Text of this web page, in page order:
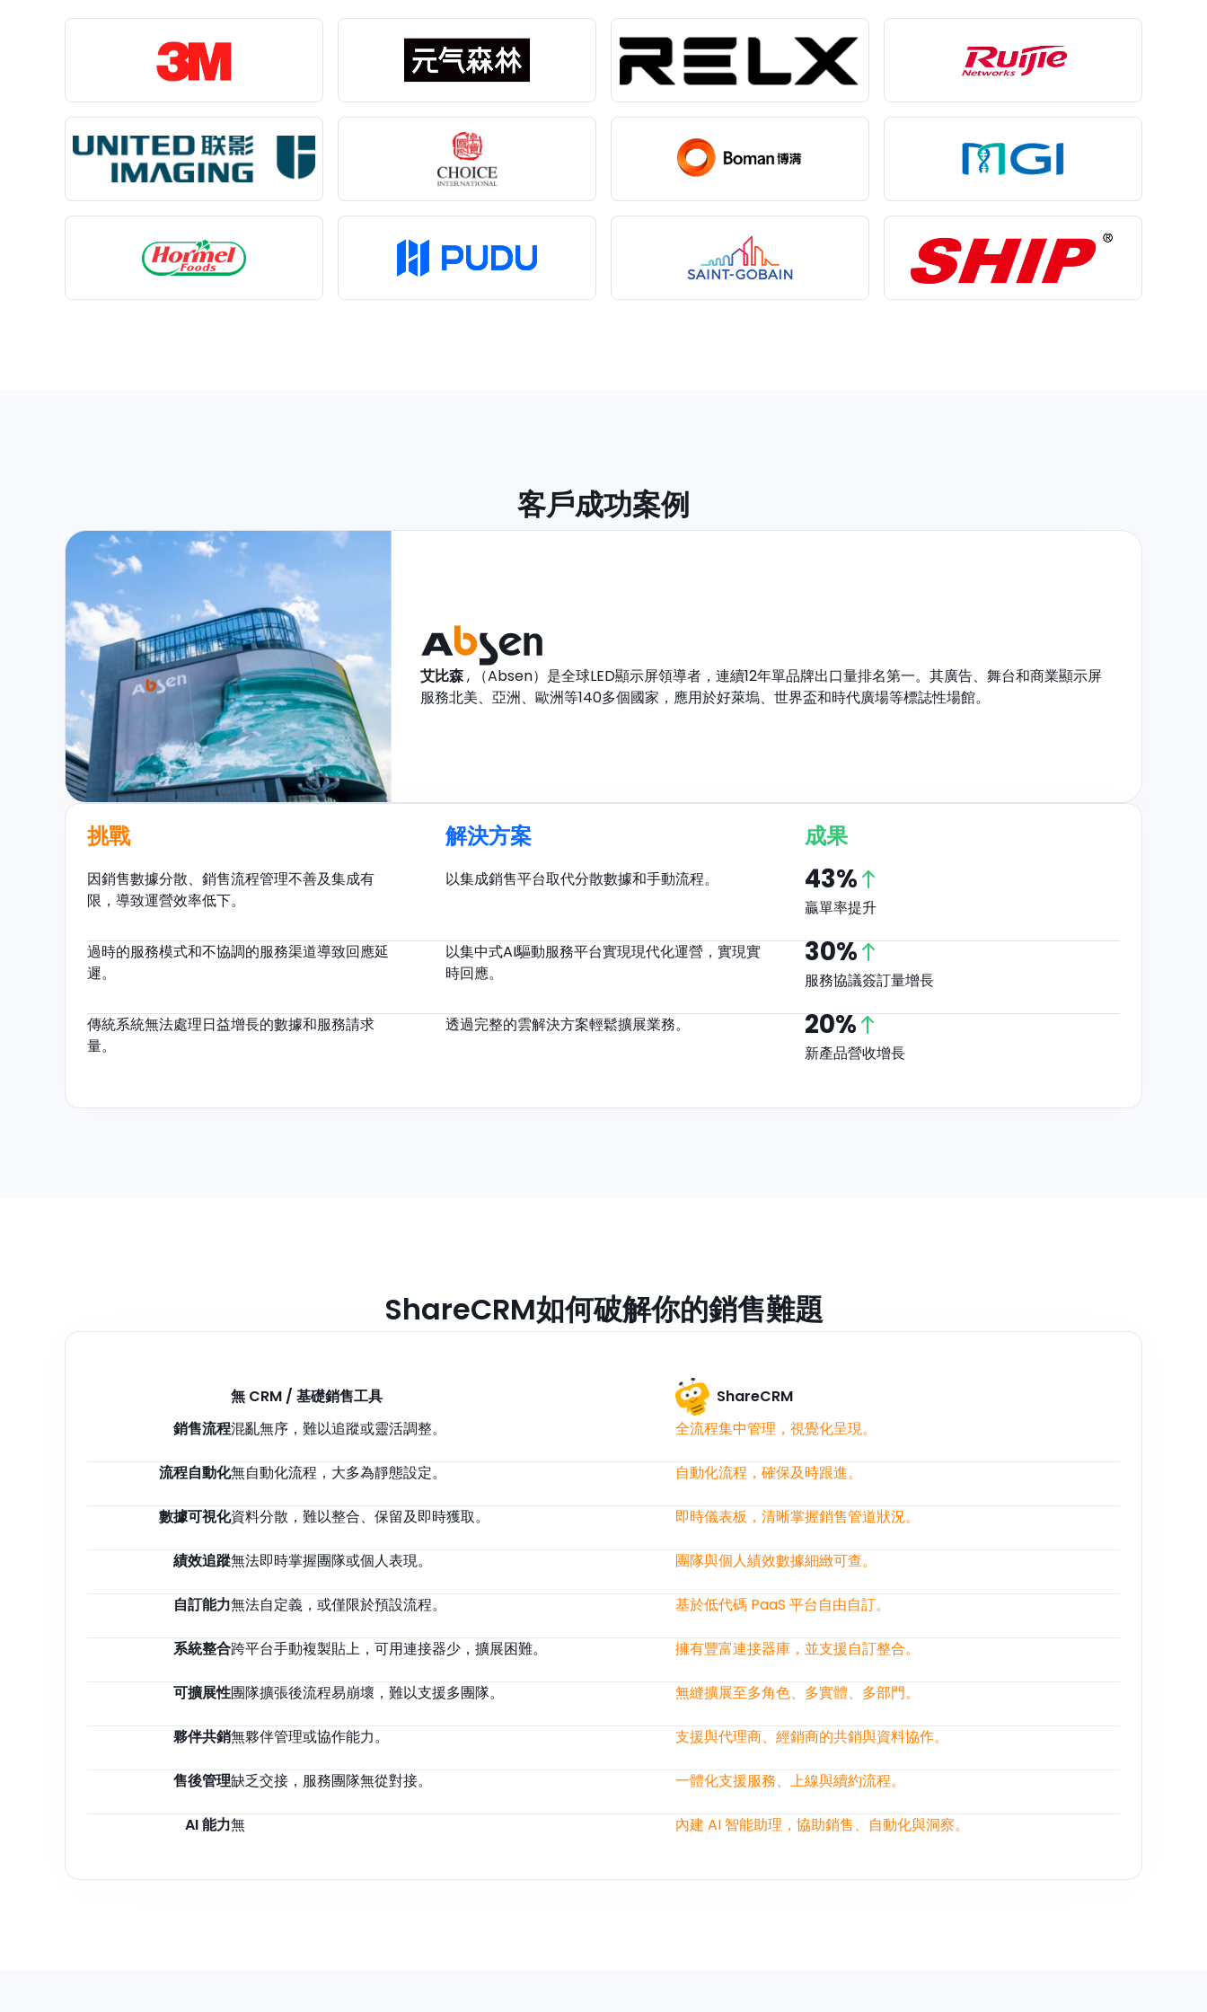
客戶成功案例
艾比森, （Absen）是全球LED顯示屏領導者，連續12年單品牌出口量排名第一。其廣告、舞台和商業顯示屏
服務北美、亞洲、歐洲等140多個國家，應用於好萊塢、世界盃和時代廣場等標誌性場館。
挑戰 解決方案 成果
因銷售數據分散、銷售流程管理不善及集成有
限，導致運營效率低下。
以集成銷售平台取代分散數據和手動流程。 43%
贏單率提升
過時的服務模式和不協調的服務渠道導致回應延
遲。
以集中式AI驅動服務平台實現現代化運營，實現實
時回應。
30%
服務協議簽訂量增長
傳統系統無法處理日益增長的數據和服務請求
量。
透過完整的雲解決方案輕鬆擴展業務。 20%
新產品營收增長
ShareCRM如何破解你的銷售難題
無 CRM / 基礎銷售工具
ShareCRM
銷售流程混亂無序，難以追蹤或靈活調整。 全流程集中管理，視覺化呈現。
流程自動化無自動化流程，大多為靜態設定。 自動化流程，確保及時跟進。
數據可視化資料分散，難以整合、保留及即時獲取。 即時儀表板，清晰掌握銷售管道狀況。
績效追蹤無法即時掌握團隊或個人表現。 團隊與個人績效數據細緻可查。
自訂能力無法自定義，或僅限於預設流程。 基於低代碼 PaaS 平台自由自訂。
系統整合跨平台手動複製貼上，可用連接器少，擴展困難。 擁有豐富連接器庫，並支援自訂整合。
可擴展性團隊擴張後流程易崩壞，難以支援多團隊。 無縫擴展至多角色、多實體、多部門。
夥伴共銷無夥伴管理或協作能力。 支援與代理商、經銷商的共銷與資料協作。
售後管理缺乏交接，服務團隊無從對接。 一體化支援服務、上線與續約流程。
AI 能力無 內建 AI 智能助理，協助銷售、自動化與洞察。